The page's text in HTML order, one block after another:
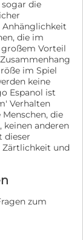
die
die im
Vorteil
im Spiel
keine
Espanol ist
Verhalten
die
keinen anderen
dieser
Zärtlichkeit und
zum